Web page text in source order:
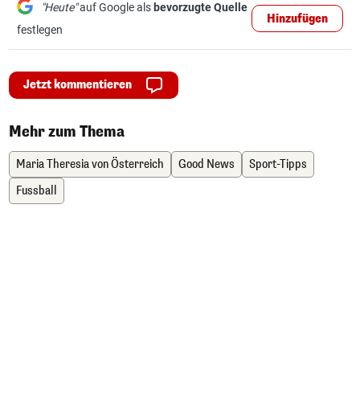
"Heute"auf Google als bevorzugte Quelle
festlegen
Hinzufügen
Jetzt kommentieren
Mehr zum Thema
Maria Theresia von Österreich Good News
Sport-Tipps
Fussball